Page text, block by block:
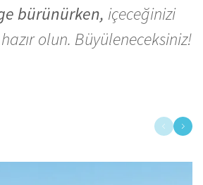
bürünürken, içeceğinizi
olun. Büyüleneceksiniz!